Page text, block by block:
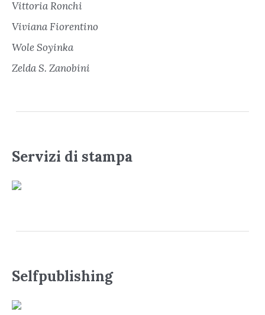
Vittoria Ronchi
Viviana Fiorentino
Wole Soyinka
Zelda S. Zanobini
Servizi di stampa
Selfpublishing